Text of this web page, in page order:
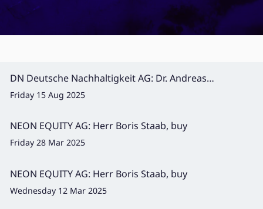
DN Deutsche Nachhaltigkeit AG: Dr. Andreas
Rickert, buy
Friday 15 Aug 2025
NEON EQUITY AG: Herr Boris Staab, buy
Friday 28 Mar 2025
NEON EQUITY AG: Herr Boris Staab, buy
Wednesday 12 Mar 2025